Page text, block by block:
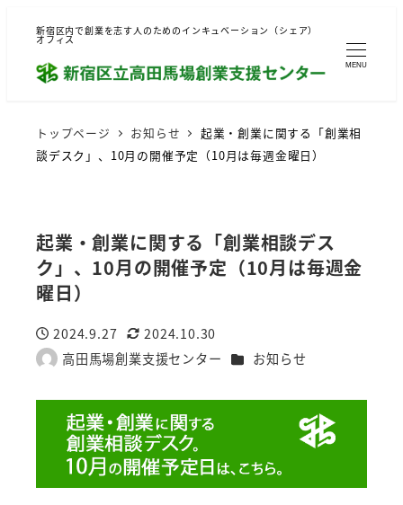
新宿区内で創業を志す人のためのインキュベーション（シェア）
オフィス
MENU
トップページ お知らせ
起業・創業に関する「創業相
談デスク」、10月の開催予定（10月は毎週金曜日）
起業・創業に関する「創業相談デス
ク」、10月の開催予定（10月は毎週金
曜日）
投稿日
2024.9.27
更新日
2024.10.30
著
高田馬場創業支援センター カテゴリー
お知らせ